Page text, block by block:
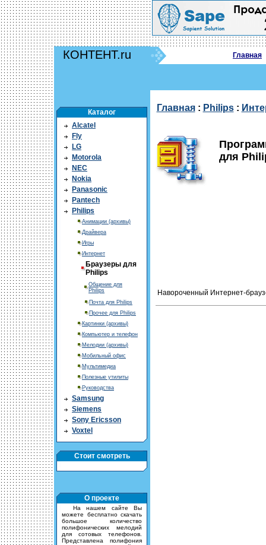
КОНТЕНТ.ru Главная
Каталог
Alcatel
Fly
LG
Motorola
NEC
Nokia
Panasonic
Pantech
Philips
Анимации (архивы)
Драйвера
Игры
Интернет
Браузеры для
Philips
Общение для
Philips
Почта для Philips
Прочее для Philips
Картинки (архивы)
Компьютер и телефон
Мелодии (архивы)
Мобильный офис
Мультимедиа
Полезные утилиты
Руководства
Samsung
Siemens
Sony Ericsson
Voxtel
Стоит смотреть
О проекте
На нашем сайте Вы
можете бесплатно скачать
большое количество
полифонических мелодий
для сотовых телефонов.
Представлена полифония
Главная: Philips:
для
Навороченный Интернет-